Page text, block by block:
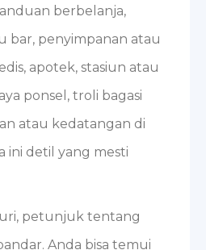
berbelanja,
bar, penyimpanan atau
apotek, stasiun atau
ponsel, troli bagasi
atau kedatangan di
ini detil yang mesti
petunjuk tentang
Anda bisa temui